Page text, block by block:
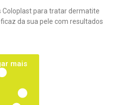
Coloplast para tratar dermatite
da sua pele com resultados
mais